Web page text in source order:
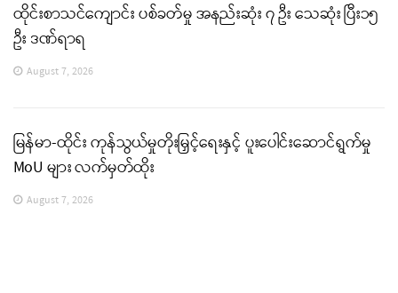
ထိုင်းစာသင်ကျောင်း ပစ်ခတ်မှု အနည်းဆုံး ၇ ဦး သေဆုံး ပြီး၁၅
ဦး ဒဏ်ရာရ
August 7, 2026
မြန်မာ-ထိုင်း ကုန်သွယ်မှုတိုးမြှင့်ရေးနှင့် ပူးပေါင်းဆောင်ရွက်မှု
MoU များ လက်မှတ်ထိုး
August 7, 2026